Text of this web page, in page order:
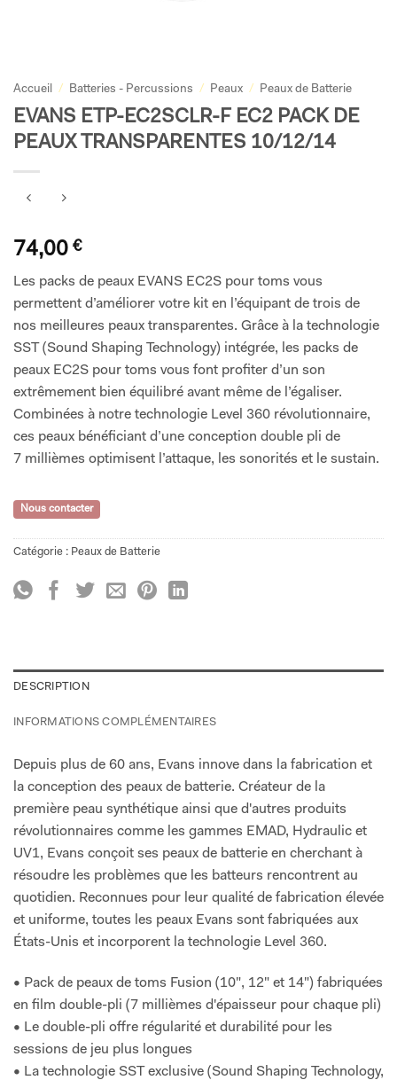
Accueil / Batteries - Percussions / Peaux / Peaux de Batterie
EVANS ETP-EC2SCLR-F EC2 PACK DE
PEAUX TRANSPARENTES 10/12/14
74,00 €
Les packs de peaux EVANS EC2S pour toms vous
permettent d’améliorer votre kit en l’équipant de trois de
nos meilleures peaux transparentes. Grâce à la technologie
SST (Sound Shaping Technology) intégrée, les packs de
peaux EC2S pour toms vous font profiter d’un son
extrêmement bien équilibré avant même de l’égaliser.
Combinées à notre technologie Level 360 révolutionnaire,
ces peaux bénéficiant d’une conception double pli de
7 millièmes optimisent l’attaque, les sonorités et le sustain.
Nous contacter
Catégorie : Peaux de Batterie
DESCRIPTION
INFORMATIONS COMPLÉMENTAIRES
Depuis plus de 60 ans, Evans innove dans la fabrication et
la conception des peaux de batterie. Créateur de la
première peau synthétique ainsi que d'autres produits
révolutionnaires comme les gammes EMAD, Hydraulic et
UV1, Evans conçoit ses peaux de batterie en cherchant à
résoudre les problèmes que les batteurs rencontrent au
quotidien. Reconnues pour leur qualité de fabrication élevée
et uniforme, toutes les peaux Evans sont fabriquées aux
États-Unis et incorporent la technologie Level 360.
• Pack de peaux de toms Fusion (10", 12" et 14") fabriquées
en film double-pli (7 millièmes d'épaisseur pour chaque pli)
• Le double-pli offre régularité et durabilité pour les
sessions de jeu plus longues
• La technologie SST exclusive (Sound Shaping Technology,